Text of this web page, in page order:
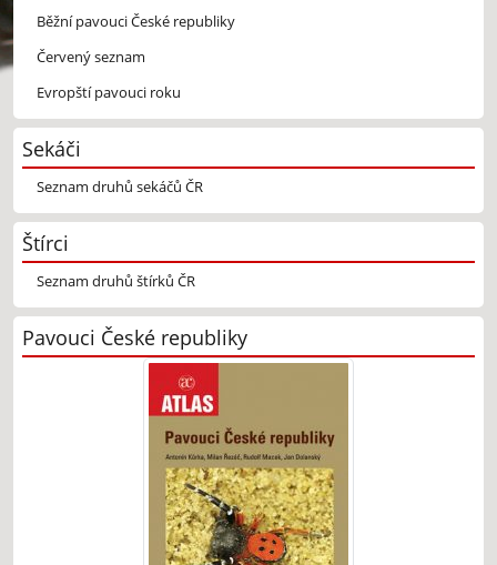
Běžní pavouci České republiky
Červený seznam
Evropští pavouci roku
Sekáči
Seznam druhů sekáčů ČR
Štírci
Seznam druhů štírků ČR
Pavouci České republiky